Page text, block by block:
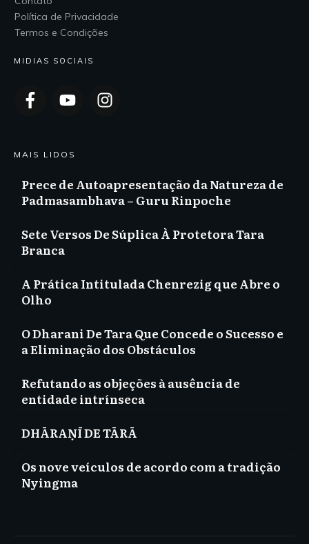
Política de Privacidade
Termos e Condições
MIDIAS SOCIAIS
MAIS LIDOS
Prece de Autoapresentação da Natureza de
Padmasambhava – Guru Rinpoche
Sete Versos De Súplica À Protetora Tara
Branca
A Prática Intitulada Chenrezig que Abre o
Olho
O Dharani De Tara Que Concede o Sucesso e
a Eliminação dos Obstáculos
Refutando as objeções à ausência de
entidade intrínseca
DHĀRAṆĪ DE TĀRĀ
Os nove veículos de acordo com a tradição
Nyingma